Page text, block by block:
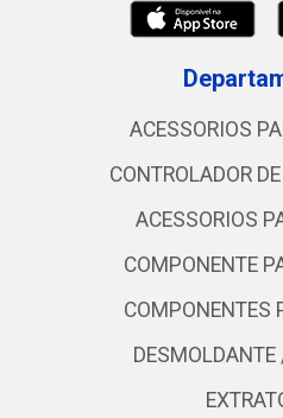
ACESSORIOS
CONTROLADOR
ACESSORIOS
COMPONENTE
COMPONENTES